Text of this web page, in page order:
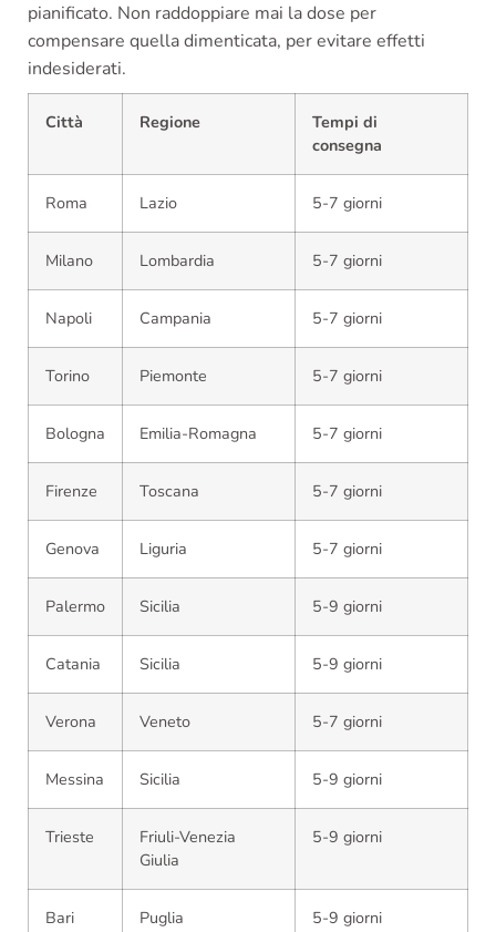
pianificato. Non raddoppiare mai la dose per
compensare quella dimenticata, per evitare effetti
indesiderati.
Città Regione
Tempi di
consegna
Roma Lazio 5-7 giorni
Milano Lombardia 5-7 giorni
Napoli Campania 5-7 giorni
Torino Piemonte 5-7 giorni
Bologna Emilia-Romagna 5-7 giorni
Firenze Toscana 5-7 giorni
Genova Liguria 5-7 giorni
Palermo Sicilia 5-9 giorni
Catania Sicilia 5-9 giorni
Verona Veneto 5-7 giorni
Messina Sicilia 5-9 giorni
Trieste
Friuli-Venezia
Giulia
5-9 giorni
Bari Puglia 5-9 giorni